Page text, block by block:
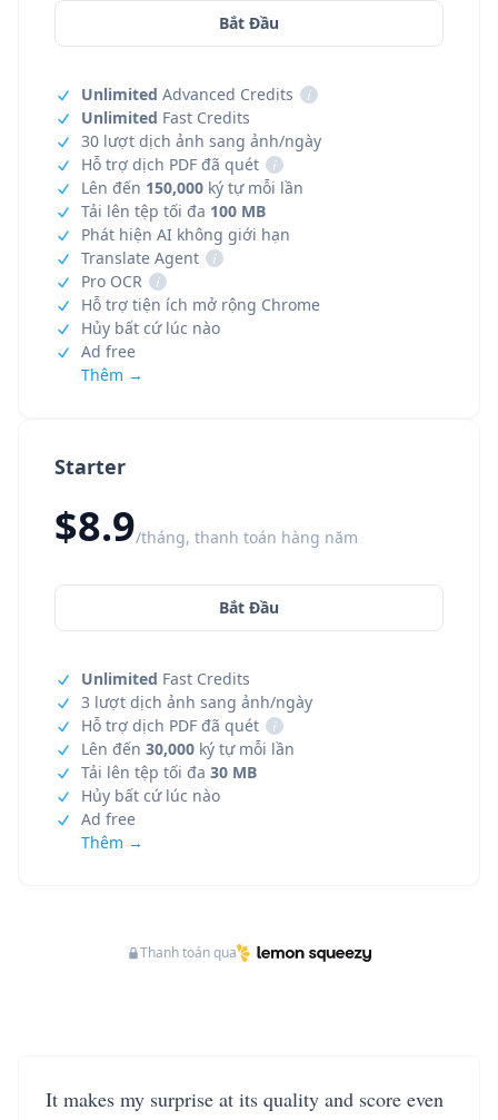
Starter
$8.9/tháng, thanh toán hàng năm
Bắt Đầu
Unlimited Fast Credits
3 lượt dịch ảnh sang ảnh/ngày
Hỗ trợ dịch PDF đã quét
i
Lên đến 30,000 ký tự mỗi lần
Tải lên tệp tối đa 30 MB
Hủy bất cứ lúc nào
Ad free
Thêm →
Bắt Đầu
Unlimited Advanced Credits
i
Unlimited Fast Credits
30 lượt dịch ảnh sang ảnh/ngày
Hỗ trợ dịch PDF đã quét
i
Lên đến 150,000 ký tự mỗi lần
Tải lên tệp tối đa 100 MB
Phát hiện AI không giới hạn
Translate Agent
i
Pro OCR
i
Hỗ trợ tiện ích mở rộng Chrome
Hủy bất cứ lúc nào
Ad free
Thêm →
Thanh toán qua
It makes my surprise at its quality and score even